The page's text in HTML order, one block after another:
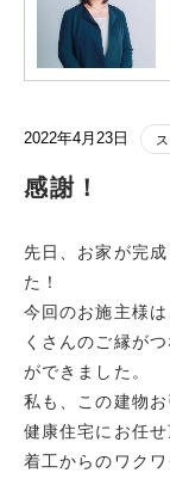
2022年4月23日
感謝！
先日、お家が完
た！
今回のお施主様
くさんのご縁が
ができました。
私も、この建物
健康住宅にお任
着工からのワク